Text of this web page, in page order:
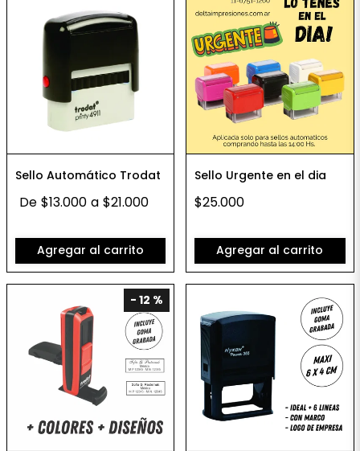
Sello Automático Trodat
De $13.000 a $21.000
Agregar al carrito
Sello Urgente en el dia
$25.000
Agregar al carrito
- 12 %